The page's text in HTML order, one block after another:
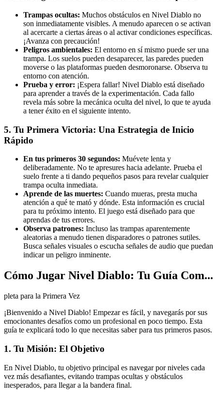
Trampas ocultas: Muchos obstáculos en Nivel Diablo no
son inmediatamente visibles. A menudo aparecen o se activan
al acercarte a ciertas áreas o al activar condiciones específicas.
¡Avanza con precaución!
Peligros ambientales: El entorno en sí mismo puede ser una
trampa. Los suelos pueden desaparecer, las paredes pueden
moverse o las plataformas pueden desmoronarse. Observa tu
entorno con atención.
Prueba y error: ¡Espera fallar! Nivel Diablo está diseñado
para aprender a través de la experimentación. Cada fallo
revela más sobre la mecánica oculta del nivel, lo que te ayuda
a tener éxito en el siguiente intento.
5. Tu Primera Victoria: Una Estrategia de Inicio
Rápido
En tus primeros 30 segundos: Muévete lenta y
deliberadamente. No te apresures hacia adelante. Prueba el
suelo frente a ti dando pequeños pasos para revelar cualquier
trampa oculta inmediata.
Aprende de las muertes: Cuando mueras, presta mucha
atención a qué te mató y dónde. Esta información es crucial
para tu próximo intento. El juego está diseñado para que
aprendas de tus errores.
Observa patrones: Incluso las trampas aparentemente
aleatorias a menudo tienen disparadores o patrones sutiles.
Busca señales visuales o escucha señales de audio que puedan
indicar un peligro inminente.
Cómo Jugar Nivel Diablo: Tu Guía Com...
pleta para la Primera Vez
¡Bienvenido a Nivel Diablo! Empezar es fácil, y navegarás por sus
emocionantes desafíos como un profesional en poco tiempo. Esta
guía te explicará todo lo que necesitas saber para tus primeros pasos.
1. Tu Misión: El Objetivo
En Nivel Diablo, tu objetivo principal es navegar por niveles cada
vez más desafiantes, evitando trampas ocultas y obstáculos
inesperados, para llegar a la bandera final.